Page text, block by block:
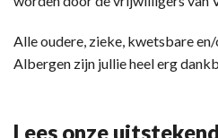
Alle oudere, zieke, kwetsbare
Albergen zijn jullie heel erg
Lees onze